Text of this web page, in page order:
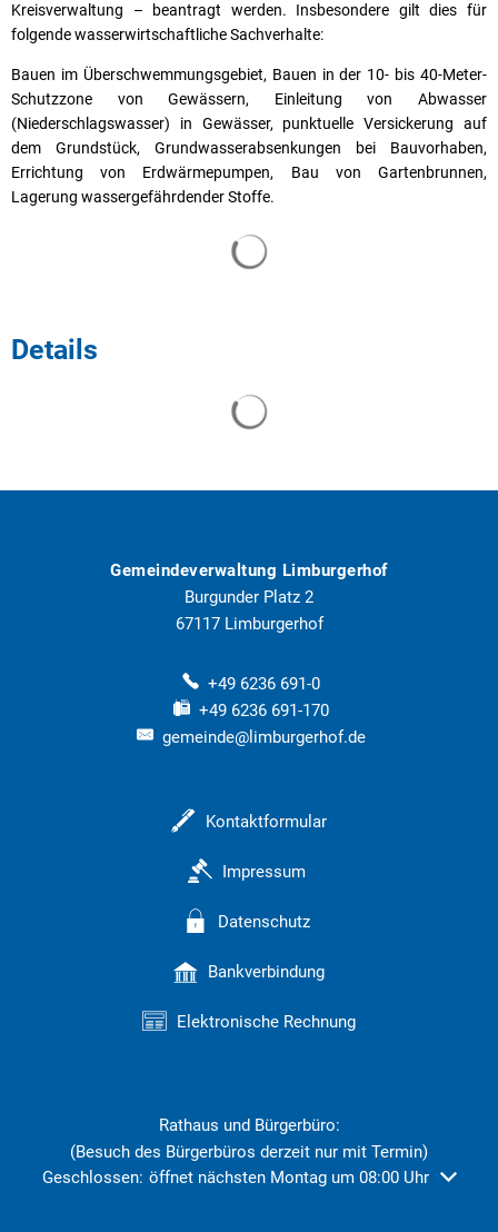
Kreisverwaltung – beantragt werden. Insbesondere gilt dies für
folgende wasserwirtschaftliche Sachverhalte:
Bauen im Überschwemmungsgebiet, Bauen in der 10- bis 40-Meter-
Schutzzone von Gewässern, Einleitung von Abwasser
(Niederschlagswasser) in Gewässer, punktuelle Versickerung auf
dem Grundstück, Grundwasserabsenkungen bei Bauvorhaben,
Errichtung von Erdwärmepumpen, Bau von Gartenbrunnen,
Lagerung wassergefährdender Stoffe.
Details
Gemeindeverwaltung Limburgerhof
Burgunder Platz 2
67117 Limburgerhof
+49 6236 691-0
+49 6236 691-170
gemeinde@limburgerhof.de
Kontaktformular
Impressum
Datenschutz
Bankverbindung
Elektronische Rechnung
Rathaus und Bürgerbüro:
(Besuch des Bürgerbüros derzeit nur mit Termin)
Klicken, um weitere Öffnungs- oder Schließzeiten
Geschlossen: öffnet nächsten Montag um 08:00 Uhr